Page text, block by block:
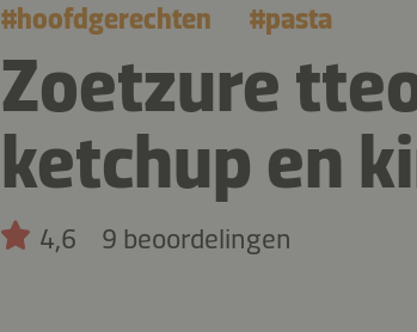
#hoofdgerechten #pasta
Zoetzure
ketchup en
4,6 9 beoordelingen